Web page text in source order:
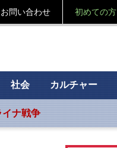
お問い合わせ 初めての方
社会 カルチャー
ナ戦争